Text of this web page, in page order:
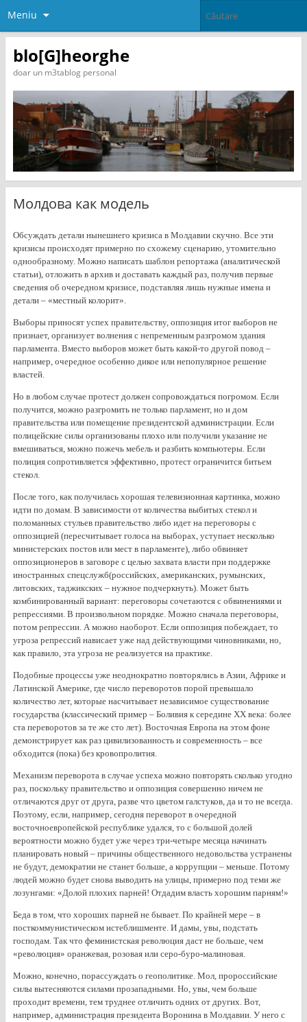
Meniu
blo[G]heorghe
doar un m3tablog personal
Молдова как модель
Обсуждать детали нынешнего кризиса в Молдавии скучно. Все эти
кризисы происходят примерно по схожему сценарию, утомительно
однообразному. Можно написать шаблон репортажа (аналитической
статьи), отложить в архив и доставать каждый раз, получив первые
сведения об очередном кризисе, подставляя лишь нужные имена и
детали – «местный колорит».
Выборы приносят успех правительству, оппозиция итог выборов не
признает, организует волнения с непременным разгромом здания
парламента. Вместо выборов может быть какой-то другой повод –
например, очередное особенно дикое или непопулярное решение
властей.
Но в любом случае протест должен сопровождаться погромом. Если
получится, можно разгромить не только парламент, но и дом
правительства или помещение президентской администрации. Если
полицейские силы организованы плохо или получили указание не
вмешиваться, можно пожечь мебель и разбить компьютеры. Если
полиция сопротивляется эффективно, протест ограничится битьем
стекол.
После того, как получилась хорошая телевизионная картинка, можно
идти по домам. В зависимости от количества выбитых стекол и
поломанных стульев правительство либо идет на переговоры с
оппозицией (пересчитывает голоса на выборах, уступает несколько
министерских постов или мест в парламенте), либо обвиняет
оппозиционеров в заговоре с целью захвата власти при поддержке
иностранных спецслужб(российских, американских, румынских,
литовских, таджикских – нужное подчеркнуть). Может быть
комбинированный вариант: переговоры сочетаются с обвинениями и
репрессиями. В произвольном порядке. Можно сначала переговоры,
потом репрессии. А можно наоборот. Если оппозиция побеждает, то
угроза репрессий нависает уже над действующими чиновниками, но,
как правило, эта угроза не реализуется на практике.
Подобные процессы уже неоднократно повторялись в Азии, Африке и
Латинской Америке, где число переворотов порой превышало
количество лет, которые насчитывает независимое существование
государства (классический пример – Боливия к середине ХХ века: более
ста переворотов за те же сто лет). Восточная Европа на этом фоне
демонстрирует как раз цивилизованность и современность – все
обходится (пока) без кровопролития.
Механизм переворота в случае успеха можно повторять сколько угодно
раз, поскольку правительство и оппозиция совершенно ничем не
отличаются друг от друга, разве что цветом галстуков, да и то не всегда.
Поэтому, если, например, сегодня переворот в очередной
восточноевропейской республике удался, то с большой долей
вероятности можно будет уже через три-четыре месяца начинать
планировать новый – причины общественного недовольства устранены
не будут, демократии не станет больше, а коррупции – меньше. Потому
людей можно будет снова выводить на улицы, примерно под теми же
лозунгами: «Долой плохих парней! Отдадим власть хорошим парням!»
Беда в том, что хороших парней не бывает. По крайней мере – в
посткоммунистическом истеблишменте. И дамы, увы, подстать
господам. Так что феминистская революция даст не больше, чем
«революция» оранжевая, розовая или серо-буро-малиновая.
Можно, конечно, порассуждать о геополитике. Мол, пророссийские
силы вытесняются силами прозападными. Но, увы, чем больше
проходит времени, тем труднее отличить одних от других. Вот,
например, администрация президента Воронина в Молдавии. У него с